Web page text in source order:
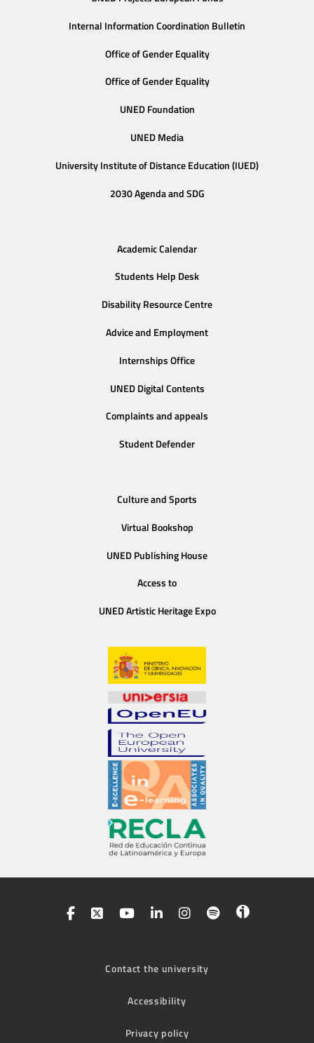
Internal Information Coordination Bulletin
Office of Gender Equality
Office of Gender Equality
UNED Foundation
UNED Media
University Institute of Distance Education (IUED)
2030 Agenda and SDG
Academic Calendar
Students Help Desk
Disability Resource Centre
Advice and Employment
Internships Office
UNED Digital Contents
Complaints and appeals
Student Defender
Culture and Sports
Virtual Bookshop
UNED Publishing House
Access to
UNED Artistic Heritage Expo
Contact the university
Accessibility
Privacy policy